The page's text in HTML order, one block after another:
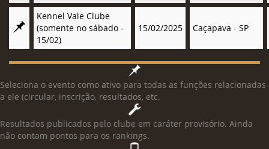
Kennel Vale Clube
(somente no sábado -
15/02)
15/02/2025 Caçapava - SP
Seleciona o evento como ativo para todas as funções relacionadas
a ele (circular, inscrição, resultados, etc.
Resultados publicados pelo clube em caráter provisório. Ainda
não contam pontos para os rankings.